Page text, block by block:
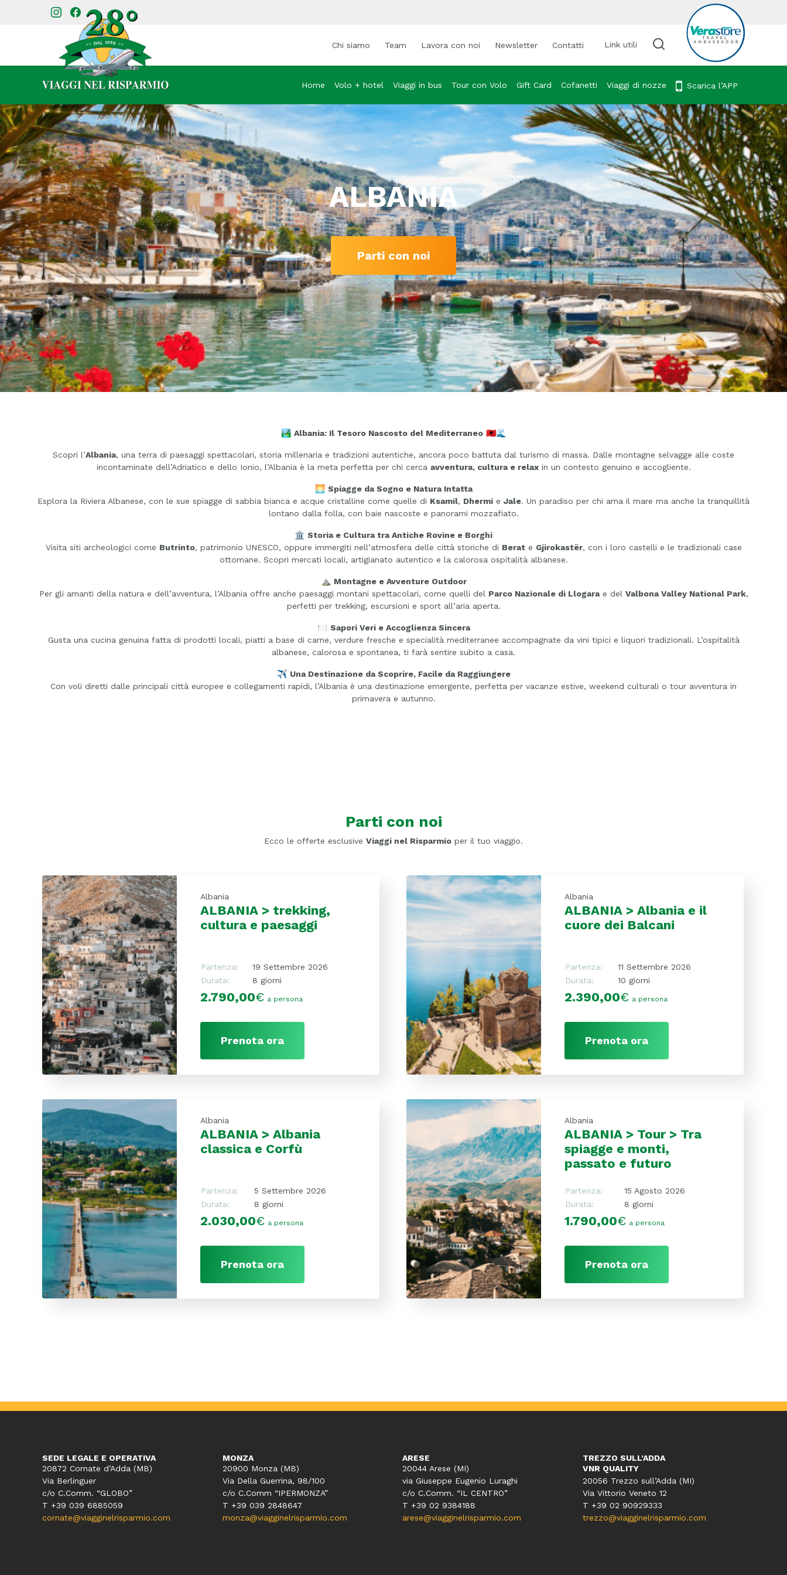
Chi siamo Team Lavora con noi Newsletter Contatti Link utili Cerca viaggio
Home Volo + hotel Viaggi in bus Tour con Volo Gift Card Cofanetti Viaggi di nozze Scarica l’APP
ALBANIA
Parti con noi
🏞️ Albania: Il Tesoro Nascosto del Mediterraneo 🇦🇱🌊
Scopri l’Albania, una terra di paesaggi spettacolari, storia millenaria e tradizioni autentiche, ancora poco battuta dal turismo di massa. Dalle montagne selvagge alle coste
incontaminate dell’Adriatico e dello Ionio, l’Albania è la meta perfetta per chi cerca avventura, cultura e relaxin un contesto genuino e accogliente.
🌅 Spiagge da Sogno e Natura Intatta
Esplora la Riviera Albanese, con le sue spiagge di sabbia bianca e acque cristalline come quelle di Ksamil, Dhermi e Jale. Un paradiso per chi ama il mare ma anche la tranquillità
lontano dalla folla, con baie nascoste e panorami mozzafiato.
🏛️ Storia e Cultura tra Antiche Rovine e Borghi
Visita siti archeologici come Butrinto, patrimonio UNESCO, oppure immergiti nell’atmosfera delle città storiche di Berate Gjirokastër, con i loro castelli e le tradizionali case
ottomane. Scopri mercati locali, artigianato autentico e la calorosa ospitalità albanese.
⛰️ Montagne e Avventure Outdoor
Per gli amanti della natura e dell’avventura, l’Albania offre anche paesaggi montani spettacolari, come quelli del Parco Nazionale di Llogarae del Valbona Valley National Park,
perfetti per trekking, escursioni e sport all’aria aperta.
🍽️ Sapori Veri e Accoglienza Sincera
Gusta una cucina genuina fatta di prodotti locali, piatti a base di carne, verdure fresche e specialità mediterranee accompagnate da vini tipici e liquori tradizionali. L’ospitalità
albanese, calorosa e spontanea, ti farà sentire subito a casa.
✈️ Una Destinazione da Scoprire, Facile da Raggiungere
Con voli diretti dalle principali città europee e collegamenti rapidi, l’Albania è una destinazione emergente, perfetta per vacanze estive, weekend culturali o tour avventura in
primavera e autunno.
Parti con noi
Ecco le offerte esclusive Viaggi nel Risparmio per il tuo viaggio.
Albania
ALBANIA > trekking,
cultura e paesaggi
Partenza:
19 Settembre 2026
Durata:
8 giorni
2.790,00€ a persona
Prenota ora
Albania
ALBANIA > Albania e il
cuore dei Balcani
Partenza:
11 Settembre 2026
Durata:
10 giorni
2.390,00€ a persona
Prenota ora
Albania
ALBANIA > Albania
classica e Corfù
Partenza:
5 Settembre 2026
Durata:
8 giorni
2.030,00€ a persona
Prenota ora
Albania
ALBANIA > Tour > Tra
spiagge e monti,
passato e futuro
Partenza:
15 Agosto 2026
Durata:
8 giorni
1.790,00€ a persona
Prenota ora
SEDE LEGALE E OPERATIVA
20872 Cornate d’Adda (MB)
Via Berlinguer
c/o C.Comm. “GLOBO”
T +39 039 6885059
cornate@viagginelrisparmio.com
MONZA
20900 Monza (MB)
Via Della Guerrina, 98/100
c/o C.Comm “IPERMONZA”
T +39 039 2848647
monza@viagginelrisparmio.com
ARESE
20044 Arese (MI)
via Giuseppe Eugenio Luraghi
c/o C.Comm. “IL CENTRO”
T +39 02 9384188
arese@viagginelrisparmio.com
TREZZO SULL’ADDA
VNR QUALITY
20056 Trezzo sull’Adda (MI)
Via Vittorio Veneto 12
T +39 02 90929333
trezzo@viagginelrisparmio.com